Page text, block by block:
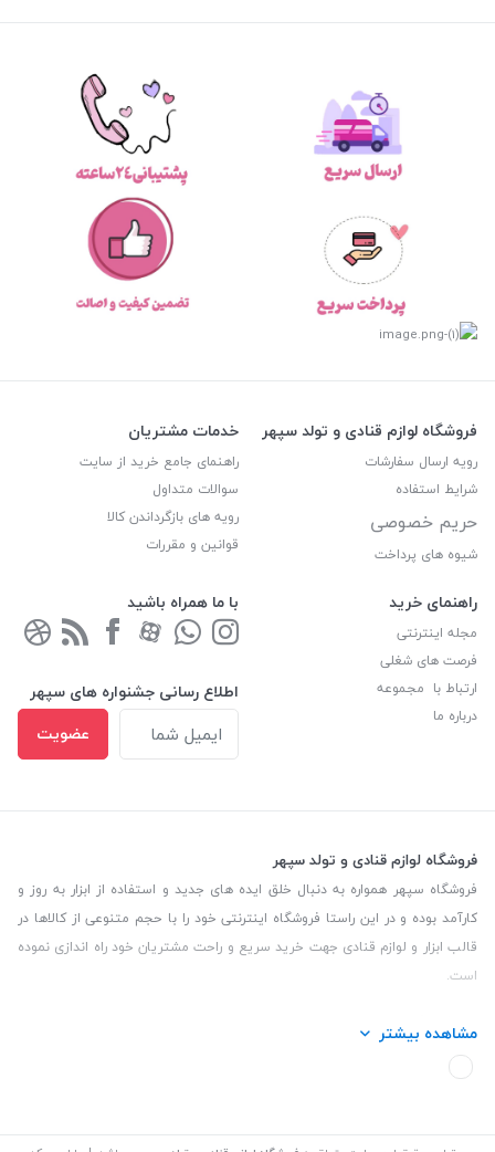
فروشگاه لوازم قنادی و تولد سپهر
رویه ارسال سفارشات
شرایط استفاده
حریم خصوصی
شیوه های پرداخت
خدمات مشتریان
راهنمای جامع خرید از سایت
سوالات متداول
رویه های بازگرداندن کالا
قوانین و مقررات
راهنمای خرید
مجله اینترنتی
فرصت های شغلی
ارتباط با مجموعه
درباره ما
با ما همراه باشید
اطلاع رسانی جشنواره های سپهر
عضویت
فروشگاه لوازم قنادی و تولد سپهر
فروشگاه سپهر همواره به دنبال خلق ایده های جدید و استفاده از ابزار به روز و
کارآمد بوده و در این راستا فروشگاه اینترنتی خود را با حجم متنوعی از کالاها در
قالب ابزار و لوازم قنادی جهت خرید سریع و راحت مشتریان خود راه اندازی نموده
است.
این فروشگاه تمام تلاش خود را نموده تا کالاهایی با کیفیت و با حداقل قیمت
عرضه نماید.
مشاهده بیشتر